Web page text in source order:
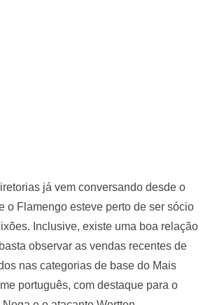
já vem conversando desde o
o Flamengo esteve perto de ser sócio
Inclusive, existe uma boa relação
observar as vendas recentes de
nas categorias de base do Mais
português, com destaque para o